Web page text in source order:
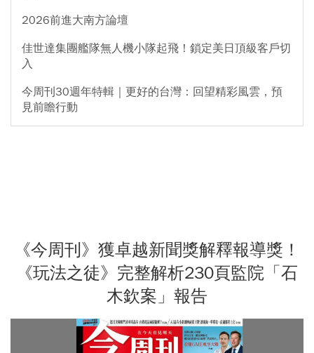
2026前進大南方論壇
佳世達集團艦隊無人機小隊起飛！鎖定美日頂級客戶切
入
今周刊30週年特輯｜更好的台灣：回望精彩風雲，預
見前瞻行動
《今周刊》獲卓越新聞獎解釋報導獎！
《玩法之徒》完整解析230頁監院「石
木欽案」報告